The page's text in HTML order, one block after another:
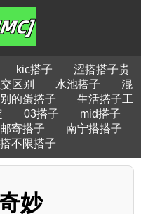
kic搭子
涩搭搭子贵
区别 水池搭子
混
的蛋搭子
生活搭子工
03搭子
mid搭子
邮寄搭子
南宁搭搭子
不限搭子
妙